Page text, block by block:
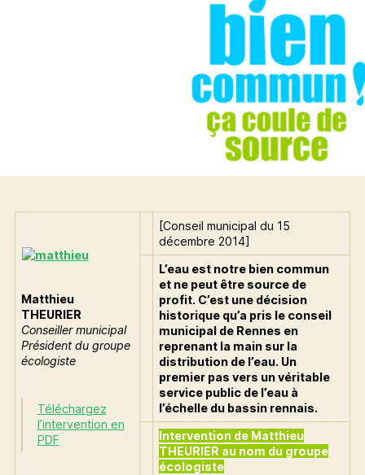
Matthieu
THEURIER
Conseiller municipal
Président du groupe
écologiste
Téléchargez
l’intervention en
PDF
[Conseil municipal du 15
décembre 2014]
L’eau est notre bien commun
et ne peut être source de
profit. C’est une décision
historique qu’a pris le conseil
municipal de Rennes en
reprenant la main sur la
distribution de l’eau. Un
premier pas vers un véritable
service public de l’eau à
l’échelle du bassin rennais.
Intervention de Matthieu
THEURIER au nom du groupe
écologiste